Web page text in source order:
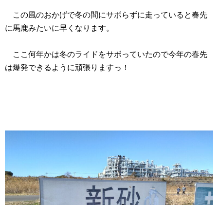
この風のおかげで冬の間にサボらずに走っていると春先
に馬鹿みたいに早くなります。
ここ何年かは冬のライドをサボっていたので今年の春先
は爆発できるように頑張りますっ！